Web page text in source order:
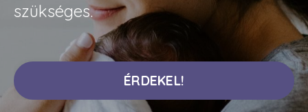
szükséges.
ÉRDEKEL!